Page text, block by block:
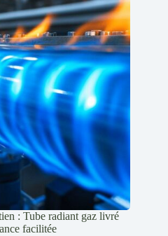
: Tube radiant gaz livré
facilitée